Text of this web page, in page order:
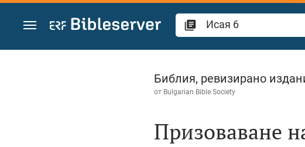
Преминете към съдържанието
Исая 6
Библия, ревизирано
от Bulgarian Bible Society
Призоваване